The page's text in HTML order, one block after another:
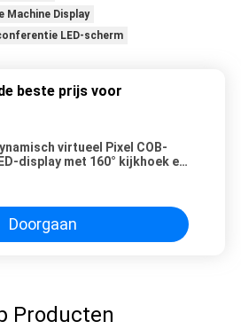
Machine Display
LED-scherm
beste prijs voor
virtueel Pixel COB-
display met 160° kijkhoek en
Doorgaan
Producten